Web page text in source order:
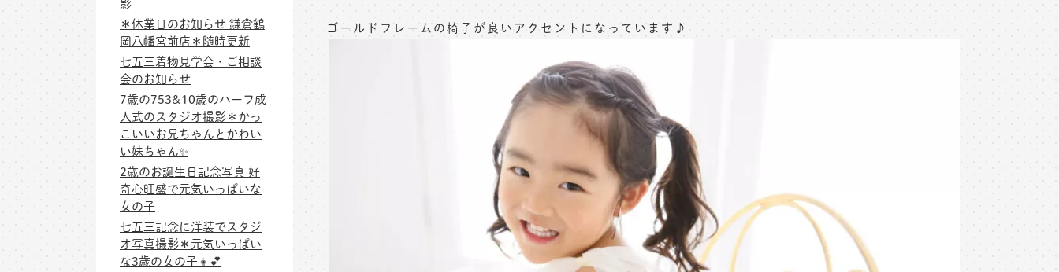
ゴールドフレームの椅子が良いアクセントになっています♪
＊休業日のお知らせ 鎌倉鶴
岡八幡宮前店＊随時更新
七五三着物見学会・ご相談
会のお知らせ
7歳の753&10歳のハーフ成
人式のスタジオ撮影＊かっ
こいいお兄ちゃんとかわい
い妹ちゃん✨
2歳のお誕生日記念写真 好
奇心旺盛で元気いっぱいな
女の子
七五三記念に洋装でスタジ
オ写真撮影＊元気いっぱい
な3歳の女の子👧💕